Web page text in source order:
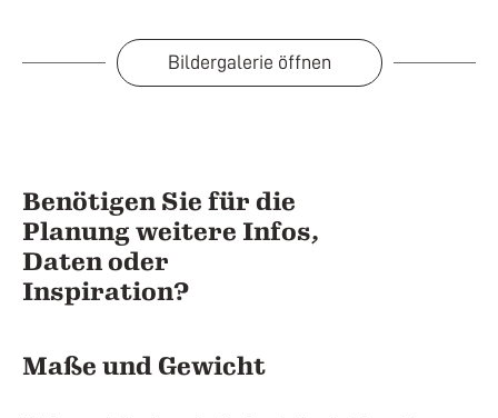
Bildergalerie öffnen
Benötigen Sie für die
Planung weitere Infos,
Daten oder
Inspiration?
Maße und Gewicht